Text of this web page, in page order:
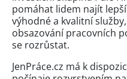
pomáhat lidem najít
výhodné a kvalitní
obsazování pracovních
se rozrůstat.
JenPráce.cz má k